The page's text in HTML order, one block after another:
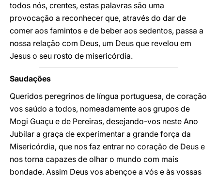
todos nós, crentes, estas palavras são uma
provocação a reconhecer que, através do dar de
comer aos famintos e de beber aos sedentos, passa a
nossa relação com Deus, um Deus que revelou em
Jesus o seu rosto de misericórdia.
Saudações
Queridos peregrinos de língua portuguesa, de coração
vos saúdo a todos, nomeadamente aos grupos de
Mogi Guaçu e de Pereiras, desejando-vos neste Ano
Jubilar a graça de experimentar a grande força da
Misericórdia, que nos faz entrar no coração de Deus e
nos torna capazes de olhar o mundo com mais
bondade. Assim Deus vos abençoe a vós e às vossas